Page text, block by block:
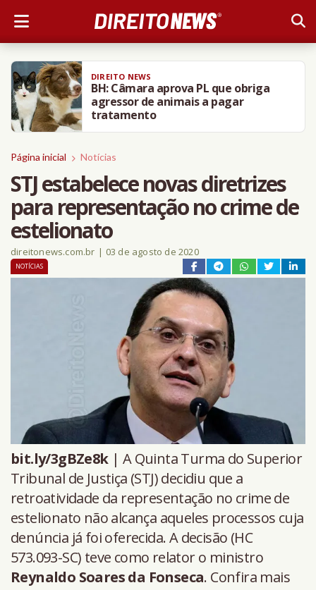
DIREITO NEWS
BH: Câmara aprova PL que obriga
agressor de animais a pagar
tratamento
Página inicial Notícias
STJ estabelece novas diretrizes
para representação no crime de
estelionato
direitonews.com.br | 03 de agosto de 2020
NOTÍCIAS
bit.ly/3gBZe8k| A Quinta Turma do Superior
Tribunal de Justiça (STJ) decidiu que a
retroatividade da representação no crime de
estelionato não alcança aqueles processos cuja
denúncia já foi oferecida. A decisão (HC
573.093-SC) teve como relator o ministro
Reynaldo Soares da Fonseca. Confira mais